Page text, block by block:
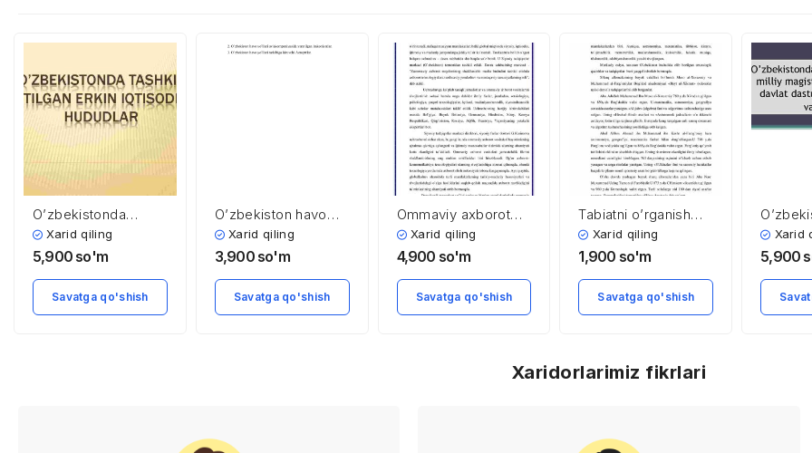
O’zbekistonda
tashkil etilgan erkin
iqtisodiy hududlar
Xarid qiling
5,900 so'm
Savatga qo'shish
O’zbekiston havo
yo’llari
Xarid qiling
3,900 so'm
Savatga qo'shish
Ommaviy axborot
vositalari
globallashuv
Xarid qiling
4,900 so'm
Savatga qo'shish
Tabiatni o’rganish
ilmiga Sharqning
buyuk allomalarining
Xarid qiling
1,900 so'm
Savatga qo'shish
2019
dasturi
asosiy
Xarid
5,900
Xaridorlarimiz fikrlari